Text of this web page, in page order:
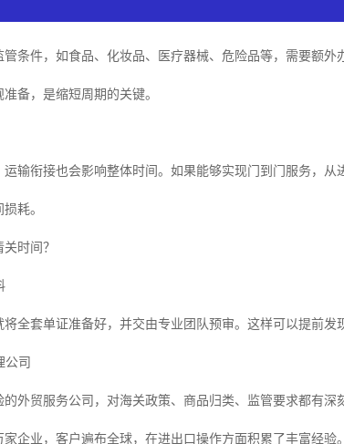
条件，如食品、化妆品、医疗器械、危险品等，需要额
备，是缩短周期的关键。
运输衔接也会影响整体时间。如果能够实现门到门服务，
耗。
时间？
全套单证准备好，并交由专业团队预审。这样可以提前发
公司
的外贸服务公司，对海关政策、商品归类、监管要求都有
家企业，客户遍布全球，在进出口操作方面积累了丰富经验。